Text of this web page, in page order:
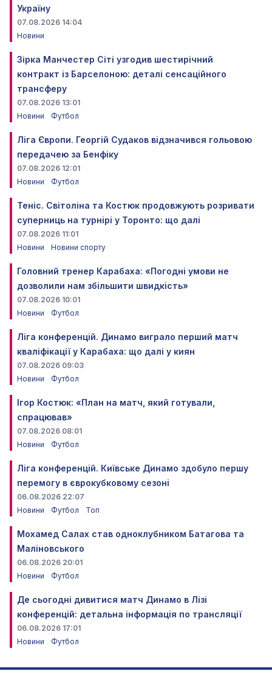
Україну
07.08.2026 14:04
Новини
Зірка Манчестер Сіті узгодив шестирічний
контракт із Барселоною: деталі сенсаційного
трансферу
07.08.2026 13:01
Новини
Футбол
Ліга Європи. Георгій Судаков відзначився гольовою
передачею за Бенфіку
07.08.2026 12:01
Новини
Футбол
Теніс. Світоліна та Костюк продовжують розривати
суперниць на турнірі у Торонто: що далі
07.08.2026 11:01
Новини
Новини спорту
Головний тренер Карабаха: «Погодні умови не
дозволили нам збільшити швидкість»
07.08.2026 10:01
Новини
Футбол
Ліга конференцій. Динамо виграло перший матч
кваліфікації у Карабаха: що далі у киян
07.08.2026 09:03
Новини
Футбол
Ігор Костюк: «План на матч, який готували,
спрацював»
07.08.2026 08:01
Новини
Футбол
Ліга конференцій. Київське Динамо здобуло першу
перемогу в єврокубковому сезоні
06.08.2026 22:07
Новини
Футбол Топ
Мохамед Салах став одноклубником Батагова та
Маліновського
06.08.2026 20:01
Новини
Футбол
Де сьогодні дивитися матч Динамо в Лізі
конференцій: детальна інформація по трансляції
06.08.2026 17:01
Новини
Футбол